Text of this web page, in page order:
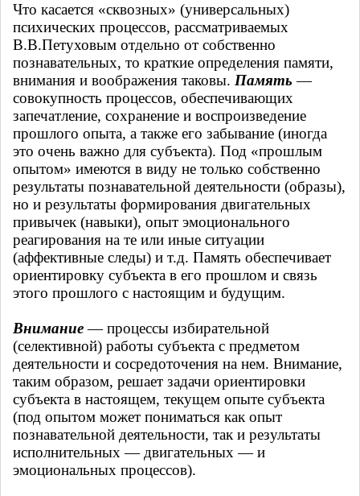
Что касается «сквозных» (универсальных)
психических процессов, рассматриваемых
В.В.Петуховым отдельно от собственно
познавательных, то краткие определения памяти,
внимания и воображения таковы. Память —
совокупность процессов, обеспечивающих
запечатление, сохранение и воспроизведение
прошлого опыта, а также его забывание (иногда
это очень важно для субъекта). Под «прошлым
опытом» имеются в виду не только собственно
результаты познавательной деятельности (образы),
но и результаты формирования двигательных
привычек (навыки), опыт эмоционального
реагирования на те или иные ситуации
(аффективные следы) и т.д. Память обеспечивает
ориентировку субъекта в его прошлом и связь
этого прошлого с настоящим и будущим.
Внимание— процессы избирательной
(селективной) работы субъекта с предметом
деятельности и сосредоточения на нем. Внимание,
таким образом, решает задачи ориентировки
субъекта в настоящем, текущем опыте субъекта
(под опытом может пониматься как опыт
познавательной деятельности, так и результаты
исполнительных — двигательных — и
эмоциональных процессов).